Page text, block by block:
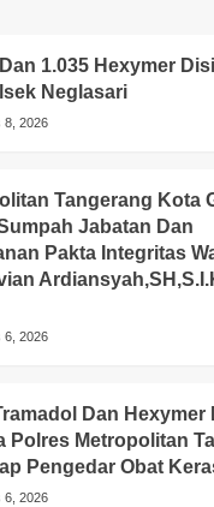
1.035 Hexymer
Neglasari
8, 2026
Tangerang Kota
Jabatan Dan
Pakta Integritas
6, 2026
Dan Hexymer
Polres Metropolitan
Pengedar Obat
6, 2026